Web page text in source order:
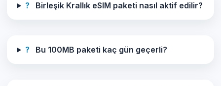
? Birleşik Krallık eSIM paketi nasıl aktif edilir?
? Bu 100MB paketi kaç gün geçerli?